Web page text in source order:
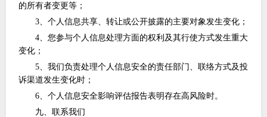
的所有者变更等；
3、个人信息共享、转让或公开披露的主要对象发生变化；
4、您参与个人信息处理方面的权利及其行使方式发生重大
变化；
5、我们负责处理个人信息安全的责任部门、联络方式及投
诉渠道发生变化时；
6、个人信息安全影响评估报告表明存在高风险时。
九、联系我们